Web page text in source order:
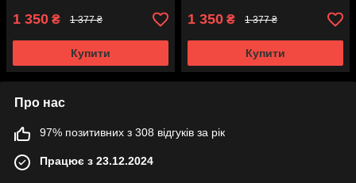
1 350 ₴ 1 377 ₴
Купити
1 350 ₴ 1 377 ₴
Купити
Про нас
97% позитивних з 308 відгуків за рік
Працює з 23.12.2024